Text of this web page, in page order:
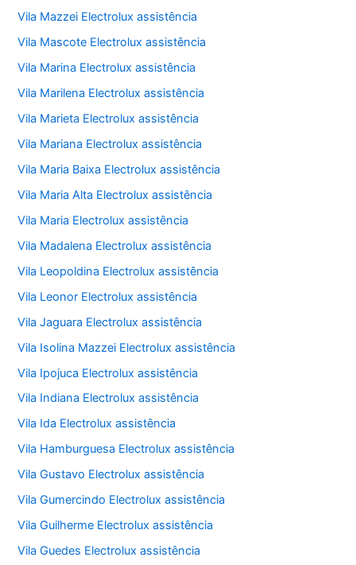
Vila Mazzei Electrolux assistência
Vila Mascote Electrolux assistência
Vila Marina Electrolux assistência
Vila Marilena Electrolux assistência
Vila Marieta Electrolux assistência
Vila Mariana Electrolux assistência
Vila Maria Baixa Electrolux assistência
Vila Maria Alta Electrolux assistência
Vila Maria Electrolux assistência
Vila Madalena Electrolux assistência
Vila Leopoldina Electrolux assistência
Vila Leonor Electrolux assistência
Vila Jaguara Electrolux assistência
Vila Isolina Mazzei Electrolux assistência
Vila Ipojuca Electrolux assistência
Vila Indiana Electrolux assistência
Vila Ida Electrolux assistência
Vila Hamburguesa Electrolux assistência
Vila Gustavo Electrolux assistência
Vila Gumercindo Electrolux assistência
Vila Guilherme Electrolux assistência
Vila Guedes Electrolux assistência